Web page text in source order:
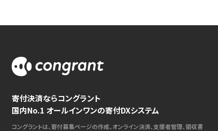
寄付決済ならコングラント
国内No.1 オールインワンの寄付DXシステム
コングラントは、寄付募集ページの作成、オンライン決済、支援者管理、領収書